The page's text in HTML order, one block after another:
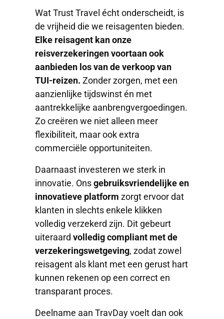
Wat Trust Travel écht onderscheidt, is
de vrijheid die we reisagenten bieden.
Elke reisagent kan onze
reisverzekeringen voortaan ook
aanbieden los van de verkoop van
TUI-reizen. Zonder zorgen, met een
aanzienlijke tijdswinst én met
aantrekkelijke aanbrengvergoedingen.
Zo creëren we niet alleen meer
flexibiliteit, maar ook extra
commerciële opportuniteiten.
Daarnaast investeren we sterk in
innovatie. Onsgebruiksvriendelijke en
innovatieve platform zorgt ervoor dat
klanten in slechts enkele klikken
volledig verzekerd zijn. Dit gebeurt
uiteraard volledig compliant met de
verzekeringswetgeving, zodat zowel
reisagent als klant met een gerust hart
kunnen rekenen op een correct en
transparant proces.
Deelname aan TravDay voelt dan ook